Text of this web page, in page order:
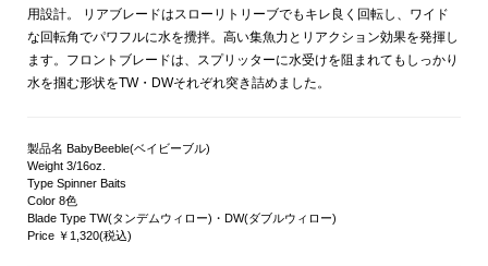
用設計。 リアブレードはスローリトリーブでもキレ良く回転し、ワイド
な回転角でパワフルに水を攪拌。高い集魚力とリアクション効果を発揮し
ます。フロントブレードは、スプリッターに水受けを阻まれてもしっかり
水を掴む形状をTW・DWそれぞれ突き詰めました。
製品名 BabyBeeble(ベイビーブル)
Weight 3/16oz.
Type Spinner Baits
Color 8色
Blade Type TW(タンデムウィロー)・DW(ダブルウィロー)
Price ￥1,320(税込)